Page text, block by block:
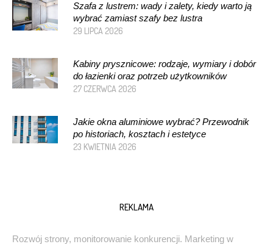
Szafa z lustrem: wady i zalety, kiedy warto ją
wybrać zamiast szafy bez lustra
29 LIPCA 2026
Kabiny prysznicowe: rodzaje, wymiary i dobór
do łazienki oraz potrzeb użytkowników
27 CZERWCA 2026
Jakie okna aluminiowe wybrać? Przewodnik
po historiach, kosztach i estetyce
23 KWIETNIA 2026
REKLAMA
Rozwój strony, monitorowanie konkurencji. Marketing w